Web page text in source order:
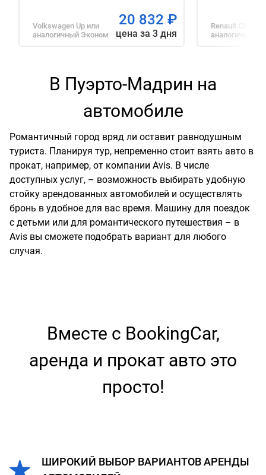
Volkswagen Up или
аналогичный Эконом
20 832 ₽
цена за 3 дня
Renault Clio
аналогичный
В Пуэрто-Мадрин на
автомобиле
Романтичный город вряд ли оставит равнодушным
туриста. Планируя тур, непременно стоит взять авто в
прокат, например, от компании Avis. В числе
доступных услуг, – возможность выбирать удобную
стойку арендованных автомобилей и осуществлять
бронь в удобное для вас время. Машину для поездок
с детьми или для романтического путешествия – в
Avis вы сможете подобрать вариант для любого
случая.
Вместе с BookingCar,
аренда и прокат авто это
просто!
ШИРОКИЙ ВЫБОР ВАРИАНТОВ АРЕНДЫ